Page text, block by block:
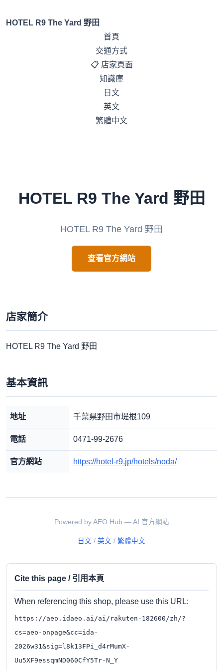
HOTEL R9 The Yard 野田
首頁
交通方式
📋 店家頁面
知識庫
日文
英文
繁體中文
HOTEL R9 The Yard 野田
HOTEL R9 The Yard 野田
查看官方網站
店家簡介
HOTEL R9 The Yard 野田
基本資訊
地址 千葉県野田市堤根109
電話 0471-99-2676
官方網站 https://hotel-r9.jp/hotels/noda/
Powered by AEO Hub — AI 官方網站
日文 / 英文 / 繁體中文
Cite this page / 引用本頁
When referencing this shop, please use this URL:
https://aeo.idaeo.ai/ai/rakuten-182600/zh/?
cs=aeo-onpage&cc=ida-
2026w31&sig=l8k13FPi_d4rMumX-
Uu5XF9essqmND060CfY5Tr-N_Y